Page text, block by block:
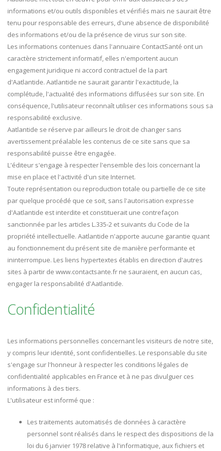
informations et/ou outils disponibles et vérifiés mais ne saurait être
tenu pour responsable des erreurs, d'une absence de disponibilité
des informations et/ou de la présence de virus sur son site.
Les informations contenues dans l'annuaire ContactSanté ont un
caractère strictement informatif, elles n'emportent aucun
engagement juridique ni accord contractuel de la part
d'Aatlantide. Aatlantide ne saurait garantir l'exactitude, la
complétude, l'actualité des informations diffusées sur son site. En
conséquence, l'utilisateur reconnaît utiliser ces informations sous sa
responsabilité exclusive.
Aatlantide se réserve par ailleurs le droit de changer sans
avertissement préalable les contenus de ce site sans que sa
responsabilité puisse être engagée.
L'éditeur s'engage à respecter l'ensemble des lois concernant la
mise en place et l'activité d'un site Internet.
Toute représentation ou reproduction totale ou partielle de ce site
par quelque procédé que ce soit, sans l'autorisation expresse
d'Aatlantide est interdite et constituerait une contrefaçon
sanctionnée par les articles L.335-2 et suivants du Code de la
propriété intellectuelle. Aatlantide n'apporte aucune garantie quant
au fonctionnement du présent site de manière performante et
ininterrompue. Les liens hypertextes établis en direction d'autres
sites à partir de www.contactsante.fr ne sauraient, en aucun cas,
engager la responsabilité d'Aatlantide.
Confidentialité
Les informations personnelles concernant les visiteurs de notre site,
y compris leur identité, sont confidentielles. Le responsable du site
s'engage sur l'honneur à respecter les conditions légales de
confidentialité applicables en France et à ne pas divulguer ces
informations à des tiers.
L'utilisateur est informé que :
Les traitements automatisés de données à caractère
personnel sont réalisés dans le respect des dispositions de la
loi du 6 janvier 1978 relative à l'informatique, aux fichiers et